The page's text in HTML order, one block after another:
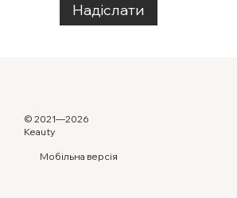
Надіслати
© 2021—2026
Keauty
Мобільна версія